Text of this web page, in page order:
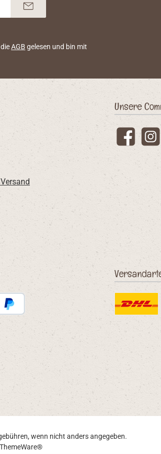
AGB gelesen und bin mit
Unsere
Facebook
wenn nicht anders angegeben.
ThemeWare®